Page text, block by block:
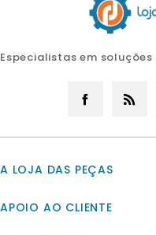
Especialistas em soluções
Facebook
A LOJA DAS PEÇAS
APOIO AO CLIENTE